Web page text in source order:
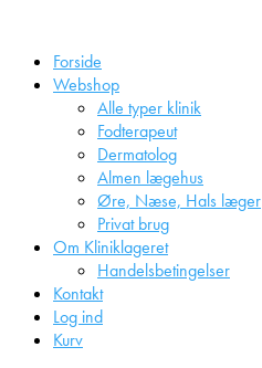
indholdForside
Webshop
Alle typer klinik
Fodterapeut
Dermatolog
Almen lægehus
Øre, Næse, Hals læger
Privat brug
Om Kliniklageret
Handelsbetingelser
Kontakt
Log ind
Kurv